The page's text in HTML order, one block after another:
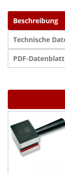
Beschreibung
Technische
PDF-Datenblatt